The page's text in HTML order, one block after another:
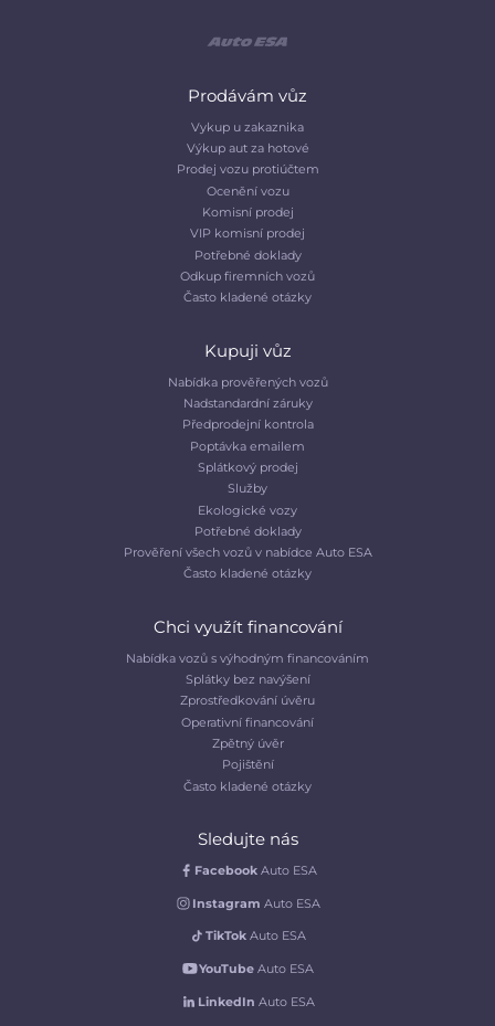
Prodávám vůz
Vykup u zakaznika
Výkup aut za hotové
Prodej vozu protiúčtem
Ocenění vozu
Komisní prodej
VIP komisní prodej
Potřebné doklady
Odkup firemních vozů
Často kladené otázky
Kupuji vůz
Nabídka prověřených vozů
Nadstandardní záruky
Předprodejní kontrola
Poptávka emailem
Splátkový prodej
Služby
Ekologické vozy
Potřebné doklady
Prověření všech vozů v nabídce Auto ESA
Často kladené otázky
Chci využít financování
Nabídka vozů s výhodným financováním
Splátky bez navýšení
Zprostředkování úvěru
Operativní financování
Zpětný úvěr
Pojištění
Často kladené otázky
Sledujte nás
Facebook Auto ESA
Instagram Auto ESA
TikTok Auto ESA
YouTubeAuto ESA
LinkedIn Auto ESA